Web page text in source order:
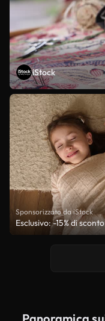
iStock
Sponsorizzato da iStock
Esclusivo: -15% di